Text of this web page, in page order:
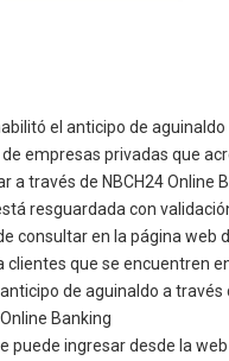
el anticipo de
empresas privadas que
a través de NBCH24
resguardada con
consultar en la página web
que se encuentren
de aguinaldo a
Banking
puede ingresar desde la